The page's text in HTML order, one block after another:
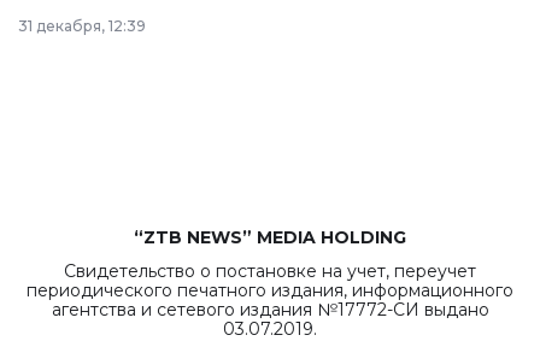
в Астане из
республиканского
31 декабря, 12:39
“ZTB NEWS” MEDIA HOLDING
Свидетельство о постановке на учет, переучет
периодического печатного издания, информационного
агентства и сетевого издания №17772-СИ выдано
03.07.2019.